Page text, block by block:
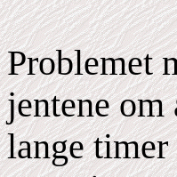
Problemet
jentene om
lange